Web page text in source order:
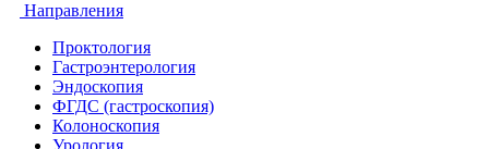
Направления
Проктология
Гастроэнтерология
Эндоскопия
ФГДС (гастроскопия)
Колоноскопия
Урология